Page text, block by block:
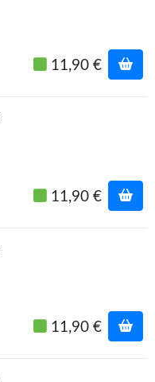
11,90 €
11,90 €
11,90 €